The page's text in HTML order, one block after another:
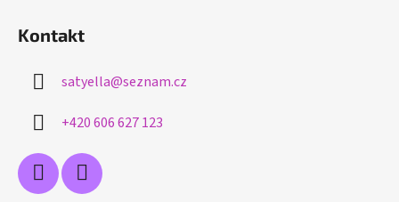
Kontakt
satyella@seznam.cz
+420 606 627 123